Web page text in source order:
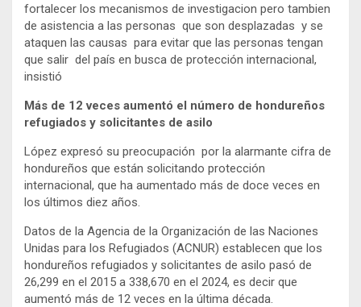
fortalecer los mecanismos de investigacion pero tambien
de asistencia a las personas que son desplazadas y se
ataquen las causas para evitar que las personas tengan
que salir del país en busca de protección internacional,
insistió
Más de 12 veces aumentó el número de hondureños
refugiados y solicitantes de asilo
López expresó su preocupación por la alarmante cifra de
hondureños que están solicitando protección
internacional, que ha aumentado más de doce veces en
los últimos diez años.
Datos de la Agencia de la Organización de las Naciones
Unidas para los Refugiados (ACNUR) establecen que los
hondureños refugiados y solicitantes de asilo pasó de
26,299 en el 2015 a 338,670 en el 2024, es decir que
aumentó más de 12 veces en la última década.